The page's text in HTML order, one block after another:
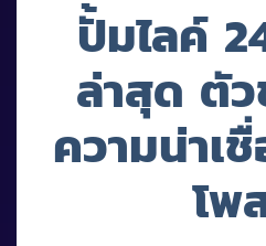
ปั้มไลค์
ล่าสุด ตั
ความน่าเ
โพ